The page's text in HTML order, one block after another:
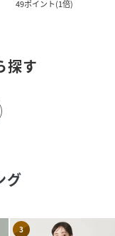
49ポイント(1倍)
探す
グ
3